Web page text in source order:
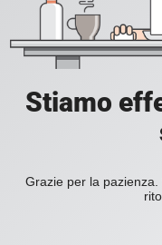
Stiamo
Grazie per la